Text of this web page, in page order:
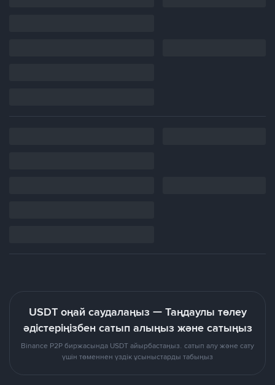
USDT оңай саудалаңыз — Таңдаулы төлеу
әдістеріңізбен сатып алыңыз және сатыңыз
Binance P2P биржасында USDT айырбастаңыз. сатып алу және сату
үшін төменнен үздік ұсыныстарды табыңыз